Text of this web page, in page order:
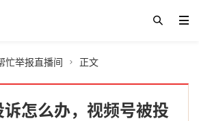
忙举报直播间  正文
怎么办，视频号被投